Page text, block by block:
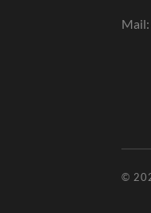
Mail:
©